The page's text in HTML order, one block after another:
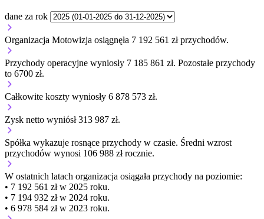
dane za rok
Organizacja Motowizja osiągnęła 7 192 561 zł przychodów.
Przychody operacyjne wyniosły 7 185 861 zł. Pozostałe przychody
to 6700 zł.
Całkowite koszty wyniosły 6 878 573 zł.
Zysk netto wyniósł 313 987 zł.
Spółka wykazuje rosnące przychody w czasie. Średni wzrost
przychodów wynosi 106 988 zł rocznie.
W ostatnich latach organizacja osiągała przychody na poziomie:
• 7 192 561 zł w 2025 roku.
• 7 194 932 zł w 2024 roku.
• 6 978 584 zł w 2023 roku.